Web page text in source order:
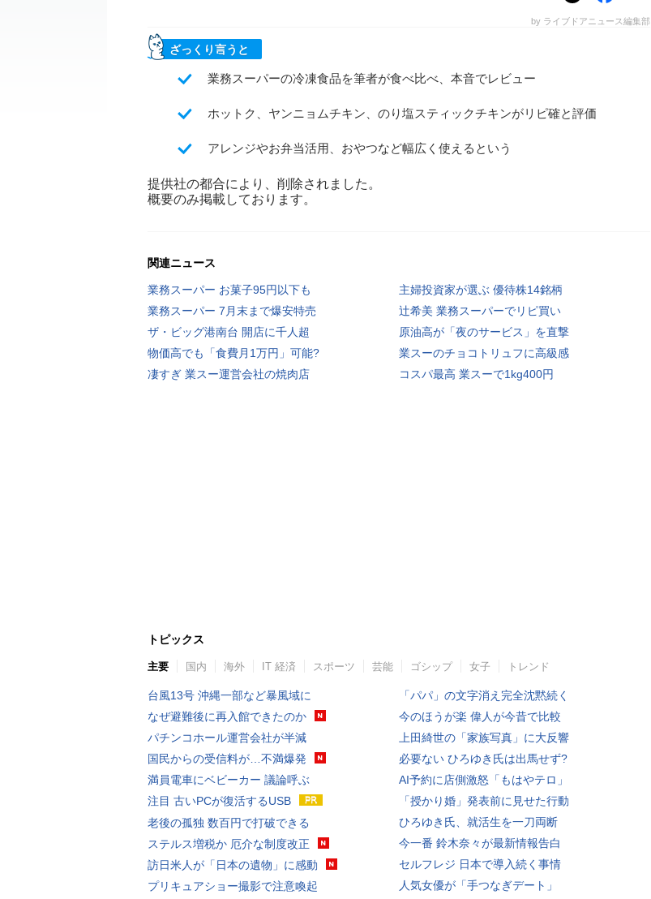
by ライブドアニュース編集部
ざっくり言うと
業務スーパーの冷凍食品を筆者が食べ比べ、本音でレビュー
ホットク、ヤンニョムチキン、のり塩スティックチキンがリピ確と評価
アレンジやお弁当活用、おやつなど幅広く使えるという
提供社の都合により、削除されました。
概要のみ掲載しております。
関連ニュース
業務スーパー お菓子95円以下も
主婦投資家が選ぶ 優待株14銘柄
業務スーパー 7月末まで爆安特売
辻希美 業務スーパーでリピ買い
ザ・ビッグ港南台 開店に千人超
原油高が「夜のサービス」を直撃
物価高でも「食費月1万円」可能?
業スーのチョコトリュフに高級感
凄すぎ 業スー運営会社の焼肉店
コスパ最高 業スーで1kg400円
トピックス
主要 国内 海外 IT 経済 スポーツ 芸能 ゴシップ 女子 トレンド
台風13号 沖縄一部など暴風域に
なぜ避難後に再入館できたのか
パチンコホール運営会社が半減
国民からの受信料が…不満爆発
満員電車にベビーカー 議論呼ぶ
注目 古いPCが復活するUSB
老後の孤独 数百円で打破できる
ステルス増税か 厄介な制度改正
訪日米人が「日本の遺物」に感動
プリキュアショー撮影で注意喚起
「パパ」の文字消え完全沈黙続く
今のほうが楽 偉人が今昔で比較
上田綺世の「家族写真」に大反響
必要ない ひろゆき氏は出馬せず?
AI予約に店側激怒「もはやテロ」
「授かり婚」発表前に見せた行動
ひろゆき氏、就活生を一刀両断
今一番 鈴木奈々が最新情報告白
セルフレジ 日本で導入続く事情
人気女優が「手つなぎデート」